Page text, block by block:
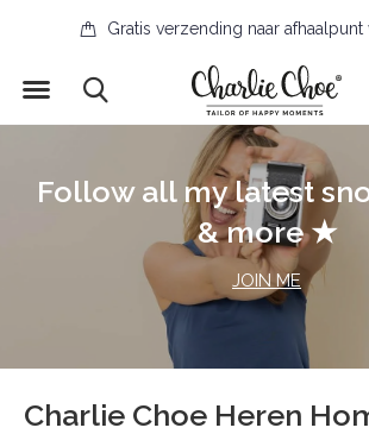
Gratis verzending naar afhaalpunt
Follow all my latest
& more ★
JOIN ME
Charlie Choe Heren